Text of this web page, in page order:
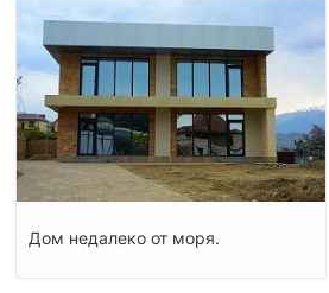
Дом недалеко от моря.